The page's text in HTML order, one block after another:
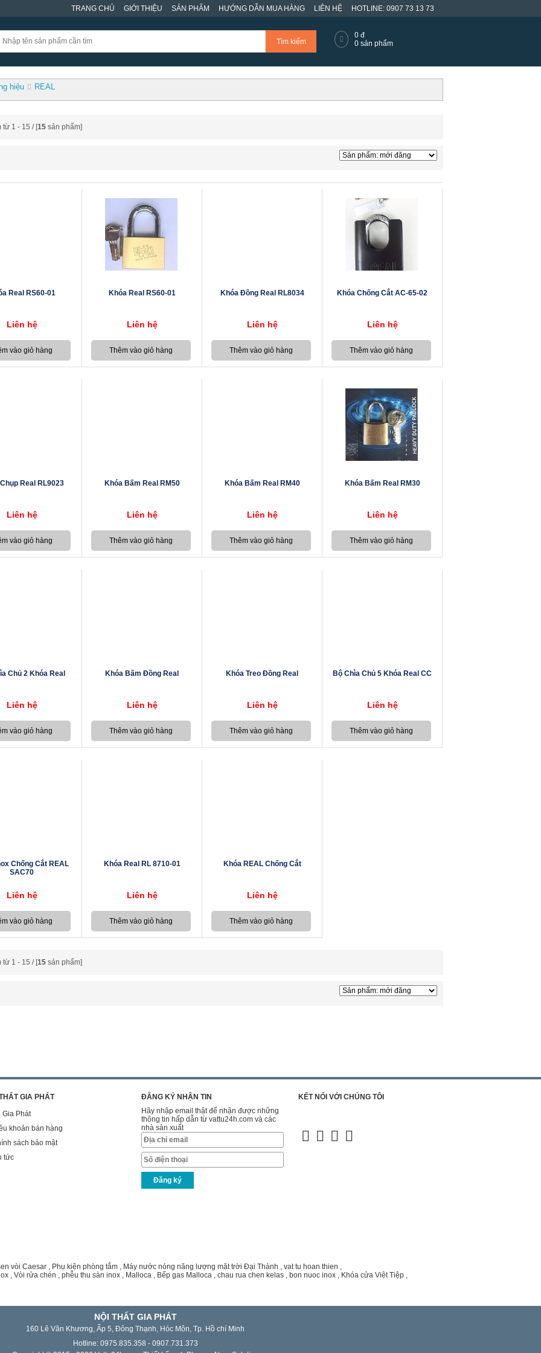
TRANG CHỦ GIỚI THIỆU SẢN PHẨM HƯỚNG DẪN MUA HÀNG LIÊN HỆ HOTLINE: 0907 73 13 73
Tìm kiếm
0 đ
0 sản phẩm
hiệu REAL
từ 1 - 15 / [15 sản phẩm]
Real RS60-01
Liên hệ
Khóa Real RS60-01
Liên hệ
Khóa Đồng Real RL8034
Liên hệ
Khóa Chống Cắt AC-65-02
Liên hệ
Real RL9023
Liên hệ
Khóa Bấm Real RM50
Liên hệ
Khóa Bấm Real RM40
Liên hệ
Khóa Bấm Real RM30
Liên hệ
Chủ 2 Khóa Real
Liên hệ
Khóa Bấm Đồng Real
Liên hệ
Khóa Treo Đồng Real
Liên hệ
Bộ Chìa Chủ 5 Khóa Real CC
Liên hệ
Chống Cắt REAL
SAC70
Liên hệ
Khóa Real RL 8710-01
Liên hệ
Khóa REAL Chống Cắt
Liên hệ
từ 1 - 15 / [15 sản phẩm]
GIA PHÁT
Gia Phát
khoản bán hàng
sách bảo mật
tức
ĐĂNG KÝ NHẬN TIN
Hãy nhập email thật để nhận được những
thông tin hấp dẫn từ vattu24h.com và các
nhà sản xuất
KẾT NỐI VỚI CHÚNG TÔI
vòi Caesar , Phụ kiện phòng tắm , Máy nước nóng năng lượng mặt trời Đại Thành , vat tu hoan thien ,
, Vòi rửa chén , phễu thu sàn inox , Malloca , Bếp gas Malloca , chau rua chen kelas , bon nuoc inox , Khóa cửa Việt Tiệp ,
NỘI THẤT GIA PHÁT
160 Lê Văn Khương, Ấp 5, Đông Thạnh, Hóc Môn, Tp. Hồ chí Minh
Hotline: 0975.835.358 - 0907.731.373